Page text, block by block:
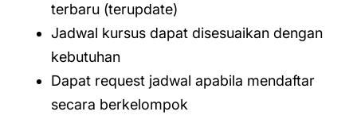
terbaru (terupdate)
Jadwal kursus dapat disesuaikan dengan
kebutuhan
Dapat request jadwal apabila mendaftar
secara berkelompok